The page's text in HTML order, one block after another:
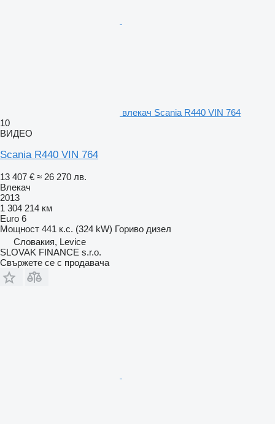
влекач Scania R440 VIN 764
10
ВИДЕО
Scania R440 VIN 764
13 407 € ≈ 26 270 лв.
Влекач
2013
1 304 214 км
Euro 6
Мощност 441 к.с. (324 kW) Гориво дизел
Словакия, Levice
SLOVAK FINANCE s.r.o.
Свържете се с продавача